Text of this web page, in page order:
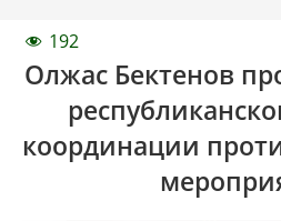
192
Олжас Бектенов
координации